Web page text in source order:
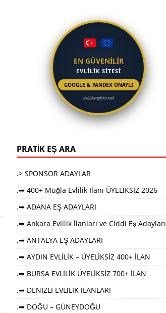
EN GÜVENİLİR
EVLİLİK SİTESİ
GOOGLE & YANDEX ONAYLI
PRATİK EŞ ARA
.> SPONSOR ADAYLAR
.➡ 400+ Muğla Evlilik İlanı ÜYELİKSİZ 2026
.➡ ADANA EŞ ADAYLARI
.➡ Ankara Evlilik İlanları ve Ciddi Eş Adayları
.➡ ANTALYA EŞ ADAYLARI
.➡ AYDIN EVLİLİK – ÜYELİKSİZ 400+ İLAN
.➡ BURSA EVLİLİK ÜYELİKSİZ 700+ İLAN
.➡ DENİZLİ EVLİLİK İLANLARI
.➡ DOĞU – GÜNEYDOĞU